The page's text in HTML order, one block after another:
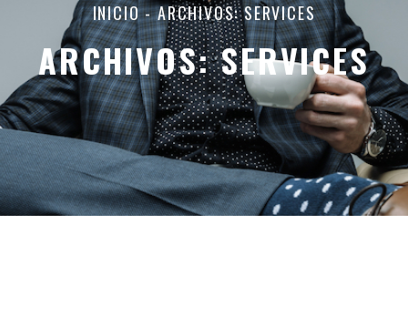
INICIO-ARCHIVOS: SERVICES
ARCHIVOS:SERVICES